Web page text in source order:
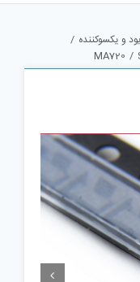
و یکسوکننده /
/
MA720
